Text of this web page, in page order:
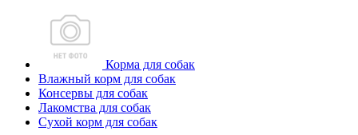
Корма для собак
Влажный корм для собак
Консервы для собак
Лакомства для собак
Сухой корм для собак